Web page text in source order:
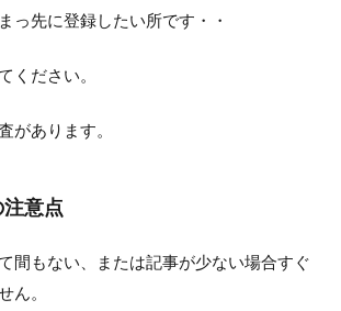
っ先に登録したい所です・・
ください。
があります。
意点
間もない、または記事が少ない場合すぐ
ん。